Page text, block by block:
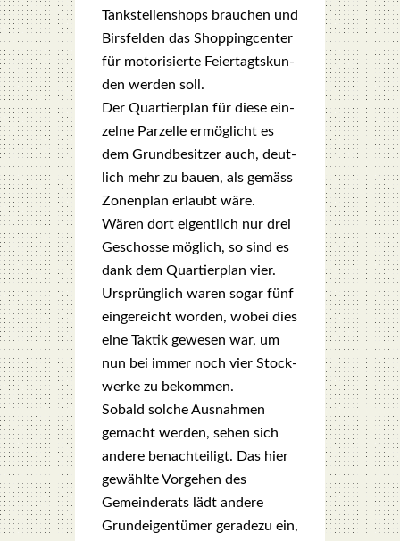
Tank­stel­len­shops brau­chen und
Birs­fel­den das Shop­ping­cen­ter
für moto­ri­sier­te Fei­er­tagts­kun­
den wer­den soll.
Der Quar­tier­plan für die­se ein­
zel­ne Par­zel­le ermög­licht es
dem Grund­be­sit­zer auch, deut­
lich mehr zu bau­en, als gemäss
Zonen­plan erlaubt wäre.
Wären dort eigent­lich nur drei
Geschos­se mög­lich, so sind es
dank dem Quar­tier­plan vier.
Ursprüng­lich waren sogar fünf
ein­ge­reicht wor­den, wobei dies
eine Tak­tik gewe­sen war, um
nun bei immer noch vier Stock­
wer­ke zu bekom­men.
Sobald sol­che Aus­nah­men
gemacht wer­den, sehen sich
ande­re benach­tei­ligt. Das hier
gewähl­te Vor­ge­hen des
Gemein­de­rats lädt ande­re
Grund­ei­gen­tü­mer gera­de­zu ein,